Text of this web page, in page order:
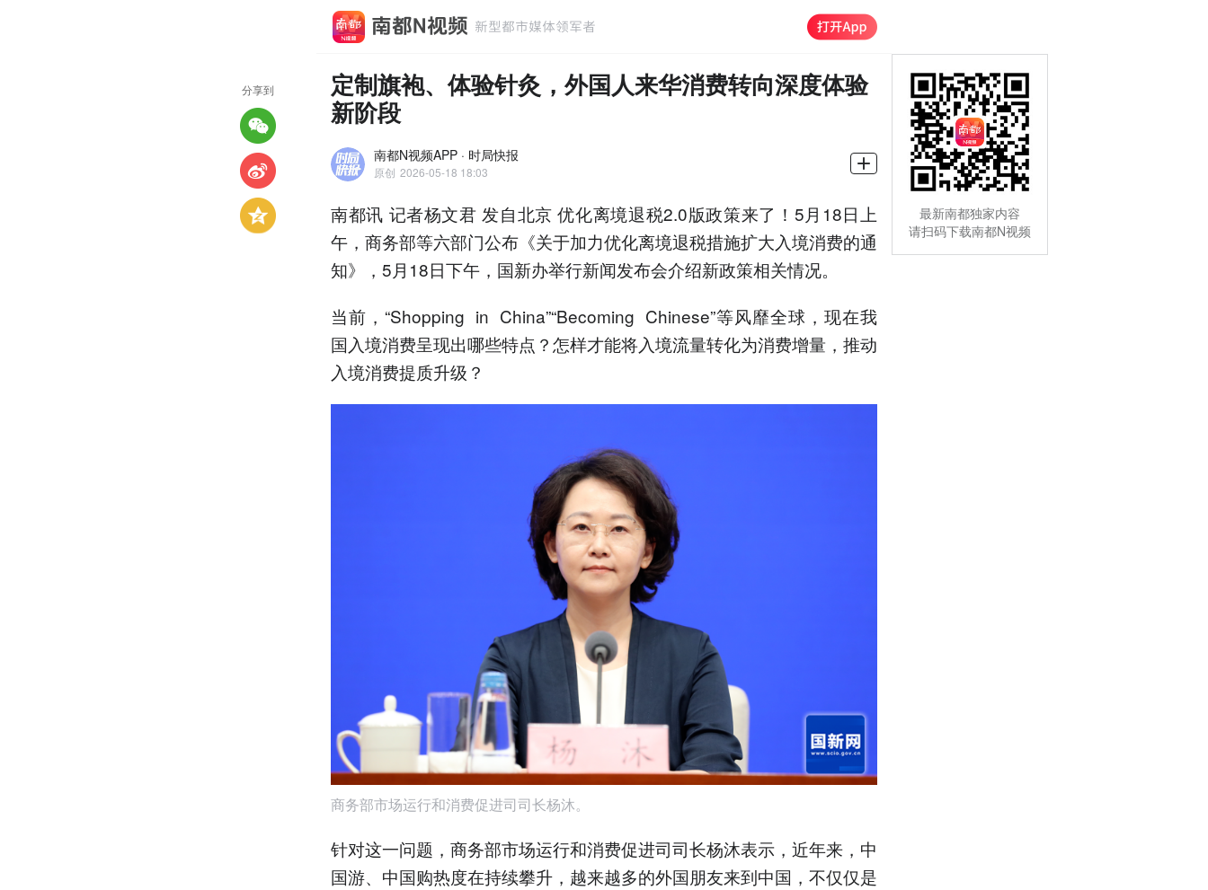
定制旗袍、体验针灸，外国人来华消费转向深度体验
新阶段
南都N视频APP · 时局快报
原创 2026-05-18 18:03
南都讯 记者杨文君 发自北京 优化离境退税2.0版政策来了！5月18日上
午，商务部等六部门公布《关于加力优化离境退税措施扩大入境消费的通
知》，5月18日下午，国新办举行新闻发布会介绍新政策相关情况。
当前，“Shopping in China”“Becoming Chinese”等风靡全球，现在我
国入境消费呈现出哪些特点？怎样才能将入境流量转化为消费增量，推动
入境消费提质升级？
商务部市场运行和消费促进司司长杨沐。
针对这一问题，商务部市场运行和消费促进司司长杨沐表示，近年来，中
国游、中国购热度在持续攀升，越来越多的外国朋友来到中国，不仅仅是
分享到
最新南都独家内容
请扫码下载南都N视频